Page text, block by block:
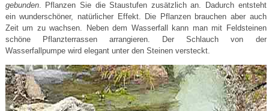
gebunden. Pflanzen Sie die Staustufen zusätzlich an. Dadurch entsteht
ein wunderschöner, natürlicher Effekt. Die Pflanzen brauchen aber auch
Zeit um zu wachsen. Neben dem Wasserfall kann man mit Feldsteinen
schöne Pflanzterrassen arrangieren. Der Schlauch von der
Wasserfallpumpe wird elegant unter den Steinen versteckt.